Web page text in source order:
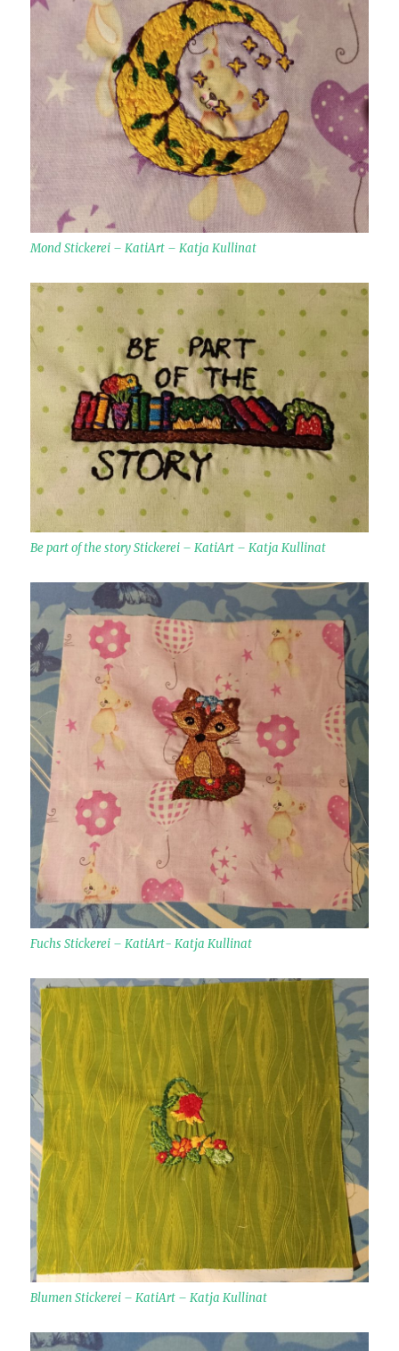
Mond Stickerei – KatiArt – Katja Kullinat
Be part of the story Stickerei – KatiArt – Katja Kullinat
Fuchs Stickerei – KatiArt- Katja Kullinat
Blumen Stickerei – KatiArt – Katja Kullinat